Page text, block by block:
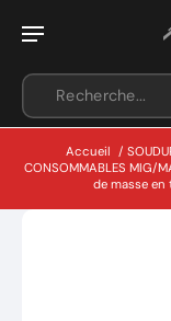
Accueil /
CONSOMMABLES MIG/
de masse